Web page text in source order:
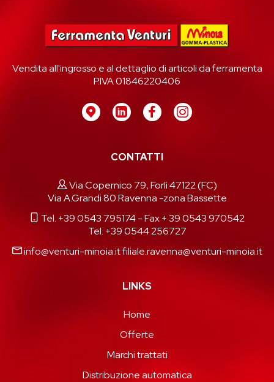
Vendita all'ingrosso e al dettaglio di articoli da ferramenta
P.IVA 01846220406
CONTATTI
Via Copernico 79, Forlì 47122 (FC)
Via A.Grandi 80 Ravenna -zona Bassette
Tel. +39 0543 795174- Fax + 39 0543 970542
Tel. +39 0544 256727
info@venturi-minoia.itfiliale.ravenna@venturi-minoia.it
LINKS
Home
Offerte
Marchi trattati
Distribuzione automatica